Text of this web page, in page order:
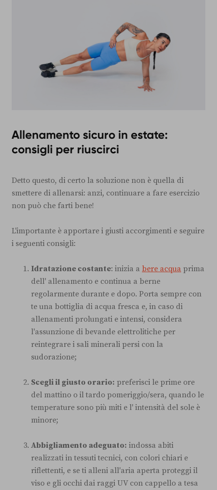
Allenamento sicuro in estate:
consigli per riuscirci
Detto questo, di certo la soluzione non è quella di
smettere di allenarsi: anzi, continuare a fare esercizio
non può che farti bene!
L'importante è apportare i giusti accorgimenti e seguire
i seguenti consigli:
Idratazione costante: inizia a bere acqua prima
dell' allenamento e continua a berne
regolarmente durante e dopo. Porta sempre con
te una bottiglia di acqua fresca e, in caso di
allenamenti prolungati e intensi, considera
l'assunzione di bevande elettrolitiche per
reintegrare i sali minerali persi con la
sudorazione;
Scegli il giusto orario: preferisci le prime ore
del mattino o il tardo pomeriggio/sera, quando le
temperature sono più miti e l' intensità del sole è
minore;
Abbigliamento adeguato: indossa abiti
realizzati in tessuti tecnici, con colori chiari e
riflettenti, e se ti alleni all'aria aperta proteggi il
viso e gli occhi dai raggi UV con cappello a tesa